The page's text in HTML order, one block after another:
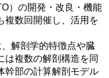
）の開発・改良・機能
複数回開催し、活用を
解剖学的特徴点や臓
は複数の解剖構造を同
幹部の計算解剖モデル